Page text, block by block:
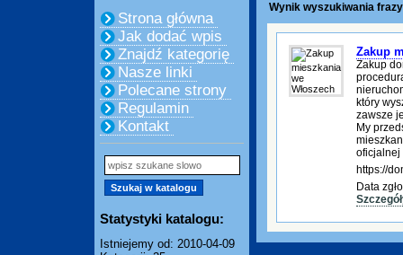
Strona główna
Jak dodać wpis
Znajdź kategorię
Nasze linki
Polecane strony
Regulamin
Kontakt
Statystyki katalogu:
Istniejemy od: 2010-04-09
Wynik wyszukiwania
Zakup
Zakup
który
zawsze
My
oficjalnej
https://
Data